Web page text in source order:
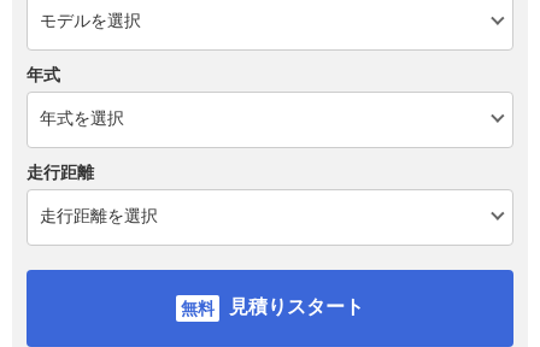
年式
走行距離
見積りスタート